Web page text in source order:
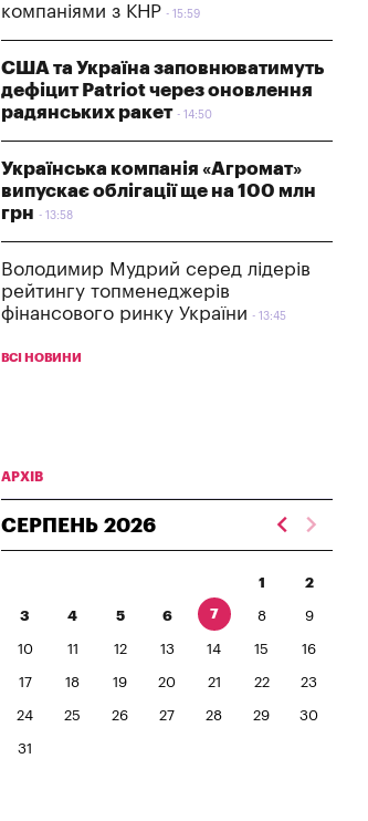
компаніями з КНР
15:59
США та Україна заповнюватимуть
дефіцит Patriot через оновлення
радянських ракет
14:50
Українська компанія «Агромат»
випускає облігації ще на 100 млн
грн
13:58
Володимир Мудрий серед лідерів
рейтингу топменеджерів
фінансового ринку України
13:45
ВСІ НОВИНИ
АРХІВ
СЕРПЕНЬ 2026
1 2
3 4 5 6 7 8 9
10 11 12 13 14 15 16
17 18 19 20 21 22 23
24 25 26 27 28 29 30
31